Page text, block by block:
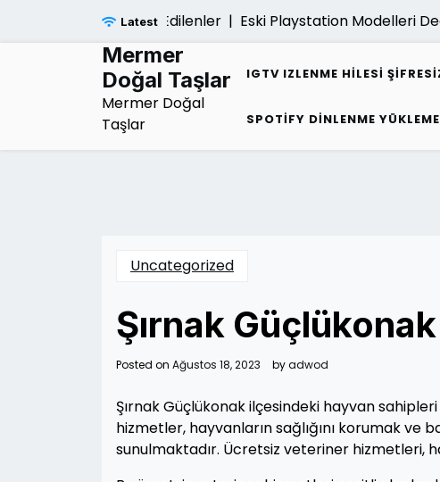
Latest
Hakkinda Merak Edilenler |Eski Playstation Modelleri
Mermer
Doğal Taşlar
Mermer Doğal
Taşlar
IGTV IZLENME HILESI
SPOTIFY DINLENME
Uncategorized
Şırnak
Posted on Ağustos 18, 2023 byadwod
Şırnak Güçlükonak ilçesindeki hayvan
hizmetler, hayvanların sağlığını korumak ve
sunulmaktadır. Ücretsiz veteriner hizmetleri,